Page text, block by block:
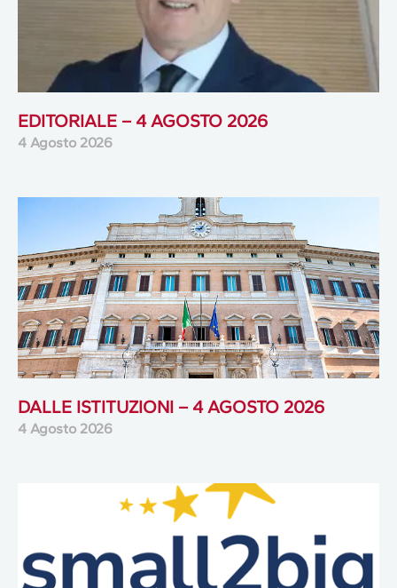
EDITORIALE – 4 AGOSTO 2026
4 Agosto 2026
DALLE ISTITUZIONI – 4 AGOSTO 2026
4 Agosto 2026